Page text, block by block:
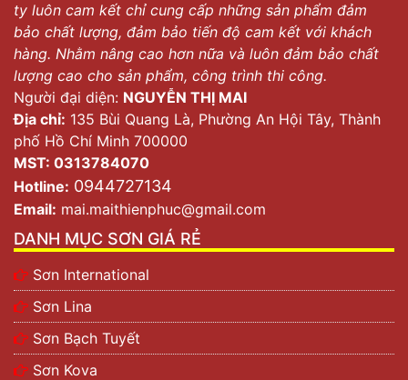
ty luôn cam kết chỉ cung cấp những sản phẩm đảm
bảo chất lượng, đảm bảo tiến độ cam kết với khách
hàng. Nhằm nâng cao hơn nữa và luôn đảm bảo chất
lượng cao cho sản phẩm, công trình thi công.
Người đại diện: NGUYỄN THỊ MAI
Địa chỉ: 135 Bùi Quang Là, Phường An Hội Tây, Thành
phố Hồ Chí Minh 700000
MST: 0313784070
Hotline: 0944727134
Email: mai.maithienphuc@gmail.com
DANH MỤC SƠN GIÁ RẺ
Sơn International
Sơn Lina
Sơn Bạch Tuyết
Sơn Kova